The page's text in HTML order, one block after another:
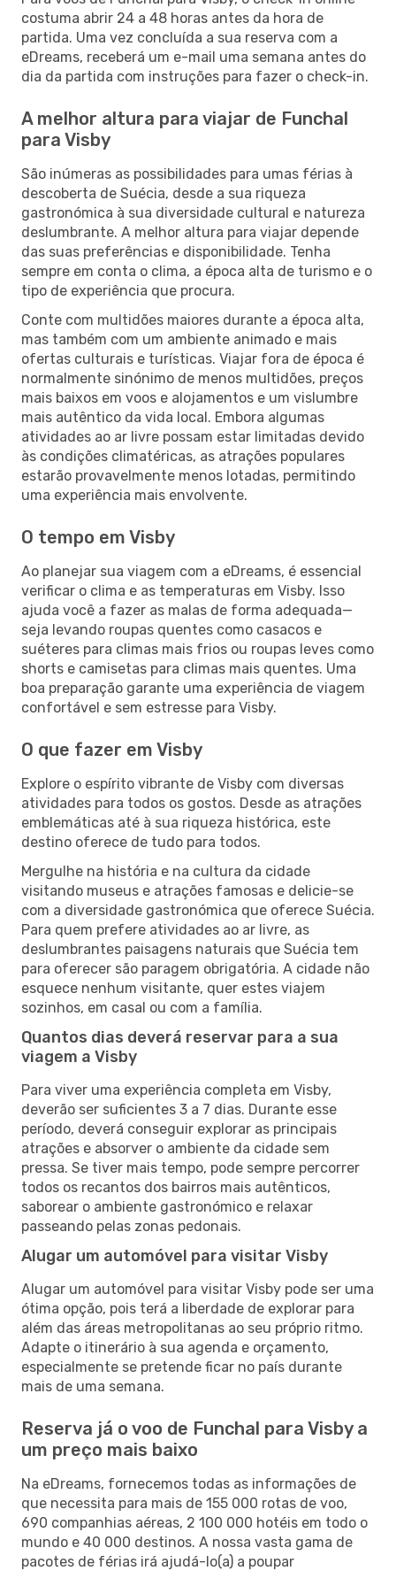
costuma abrir 24 a 48 horas antes da hora de
partida. Uma vez concluída a sua reserva com a
eDreams, receberá um e-mail uma semana antes do
dia da partida com instruções para fazer o check-in.
A melhor altura para viajar de Funchal
para Visby
São inúmeras as possibilidades para umas férias à
descoberta de Suécia, desde a sua riqueza
gastronómica à sua diversidade cultural e natureza
deslumbrante. A melhor altura para viajar depende
das suas preferências e disponibilidade. Tenha
sempre em conta o clima, a época alta de turismo e o
tipo de experiência que procura.
Conte com multidões maiores durante a época alta,
mas também com um ambiente animado e mais
ofertas culturais e turísticas. Viajar fora de época é
normalmente sinónimo de menos multidões, preços
mais baixos em voos e alojamentos e um vislumbre
mais autêntico da vida local. Embora algumas
atividades ao ar livre possam estar limitadas devido
às condições climatéricas, as atrações populares
estarão provavelmente menos lotadas, permitindo
uma experiência mais envolvente.
O tempo em Visby
Ao planejar sua viagem com a eDreams, é essencial
verificar o clima e as temperaturas em Visby. Isso
ajuda você a fazer as malas de forma adequada—
seja levando roupas quentes como casacos e
suéteres para climas mais frios ou roupas leves como
shorts e camisetas para climas mais quentes. Uma
boa preparação garante uma experiência de viagem
confortável e sem estresse para Visby.
O que fazer em Visby
Explore o espírito vibrante de Visby com diversas
atividades para todos os gostos. Desde as atrações
emblemáticas até à sua riqueza histórica, este
destino oferece de tudo para todos.
Mergulhe na história e na cultura da cidade
visitando museus e atrações famosas e delicie-se
com a diversidade gastronómica que oferece Suécia.
Para quem prefere atividades ao ar livre, as
deslumbrantes paisagens naturais que Suécia tem
para oferecer são paragem obrigatória. A cidade não
esquece nenhum visitante, quer estes viajem
sozinhos, em casal ou com a família.
Quantos dias deverá reservar para a sua
viagem a Visby
Para viver uma experiência completa em Visby,
deverão ser suficientes 3 a 7 dias. Durante esse
período, deverá conseguir explorar as principais
atrações e absorver o ambiente da cidade sem
pressa. Se tiver mais tempo, pode sempre percorrer
todos os recantos dos bairros mais autênticos,
saborear o ambiente gastronómico e relaxar
passeando pelas zonas pedonais.
Alugar um automóvel para visitar Visby
Alugar um automóvel para visitar Visby pode ser uma
ótima opção, pois terá a liberdade de explorar para
além das áreas metropolitanas ao seu próprio ritmo.
Adapte o itinerário à sua agenda e orçamento,
especialmente se pretende ficar no país durante
mais de uma semana.
Reserva já o voo de Funchal para Visby a
um preço mais baixo
Na eDreams, fornecemos todas as informações de
que necessita para mais de 155 000 rotas de voo,
690 companhias aéreas, 2 100 000 hotéis em todo o
mundo e 40 000 destinos. A nossa vasta gama de
pacotes de férias irá ajudá-lo(a) a poupar